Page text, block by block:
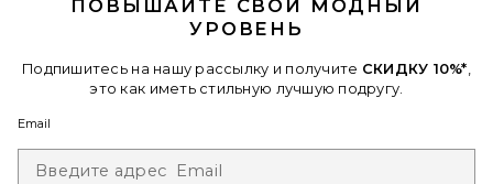
ПОВЫШАЙТЕ СВОЙ МОДНЫЙ
УРОВЕНЬ
Подпишитесь на нашу рассылку и получите СКИДКУ 10%*
это как иметь стильную лучшую подругу.
Email